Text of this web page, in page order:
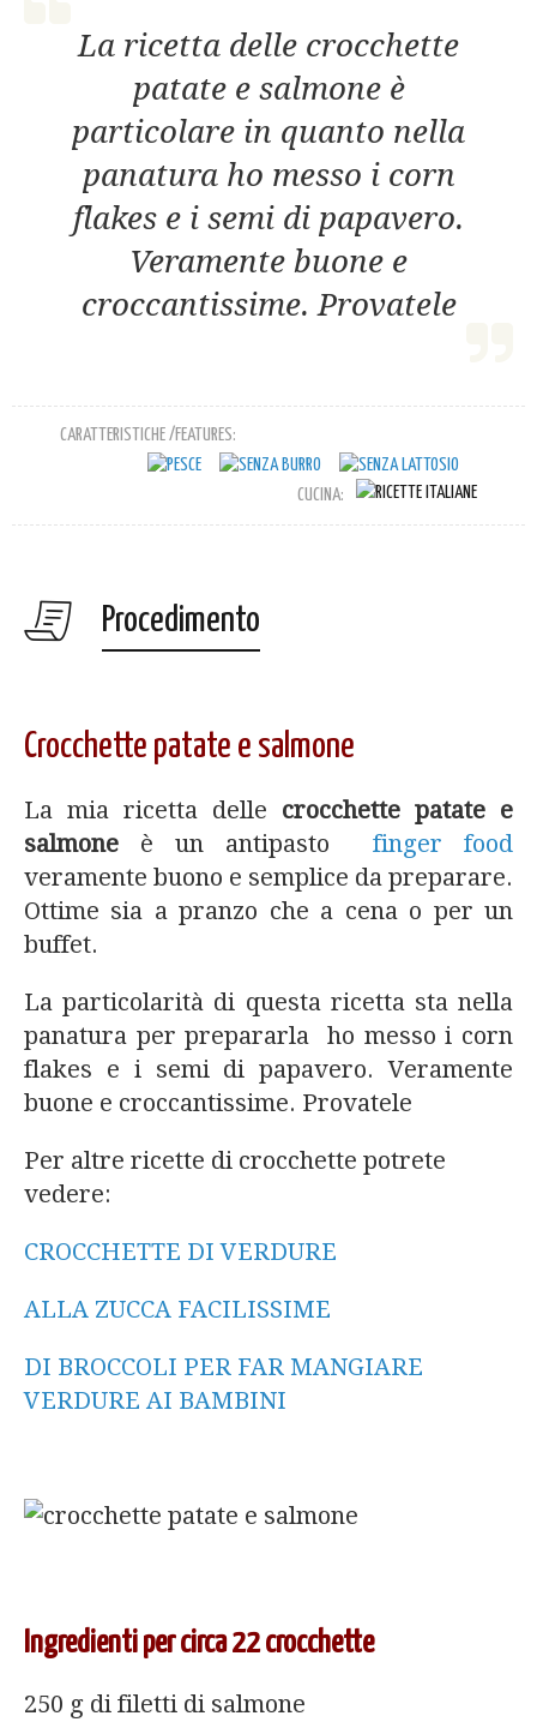
La ricetta delle crocchette
patate e salmone è
particolare in quanto nella
panatura ho messo i corn
flakes e i semi di papavero.
Veramente buone e
croccantissime. Provatele
CARATTERISTICHE /FEATURES:
CUCINA:
Procedimento
Crocchette patate e salmone
La mia ricetta delle crocchette patate e
salmone è un antipasto
finger food
veramente buono e semplice da preparare.
Ottime sia a pranzo che a cena o per un
buffet.
La particolarità di questa ricetta sta nella
panatura per prepararla ho messo i corn
flakes e i semi di papavero. Veramente
buone e croccantissime. Provatele
Per altre ricette di crocchette potrete
vedere:
CROCCHETTE DI VERDURE
ALLA ZUCCA FACILISSIME
DI BROCCOLI PER FAR MANGIARE
VERDURE AI BAMBINI
Ingredienti per circa 22 crocchette
250 g di filetti di salmone